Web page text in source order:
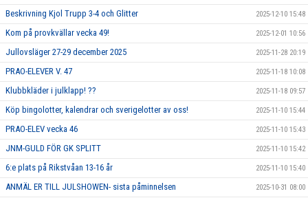
Beskrivning Kjol Trupp 3-4 och Glitter 2025-12-10 15:48
Kom på provkvällar vecka 49! 2025-12-01 10:56
Jullovsläger 27-29 december 2025 2025-11-28 20:19
PRAO-ELEVER V. 47 2025-11-18 10:08
Klubbkläder i julklapp! ?? 2025-11-18 09:57
Köp bingolotter, kalendrar och sverigelotter av oss! 2025-11-10 15:44
PRAO-ELEV vecka 46 2025-11-10 15:43
JNM-GULD FÖR GK SPLITT 2025-11-10 15:42
6:e plats på Rikstvåan 13-16 år 2025-11-10 15:40
ANMÄL ER TILL JULSHOWEN- sista påminnelsen 2025-10-31 08:00